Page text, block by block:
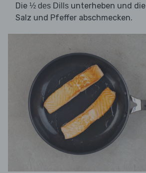
Die ½ des Dills unterheben und die
Salz und Pfeffer abschmecken.